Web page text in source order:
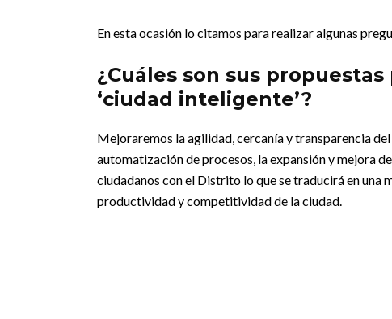
En esta ocasión lo citamos para realizar algunas
¿Cuáles son sus
‘ciudad inteligente’?
Mejoraremos la agilidad, cercanía y transparencia
automatización de procesos, la expansión y mejora
ciudadanos con el Distrito lo que se traducirá en una
productividad y competitividad de la ciudad.